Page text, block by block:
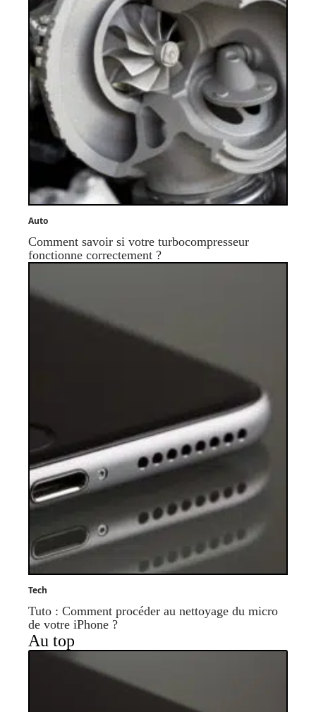
Auto
Comment savoir si votre turbocompresseur
fonctionne correctement ?
Tech
Tuto : Comment procéder au nettoyage du micro
de votre iPhone ?
Au top